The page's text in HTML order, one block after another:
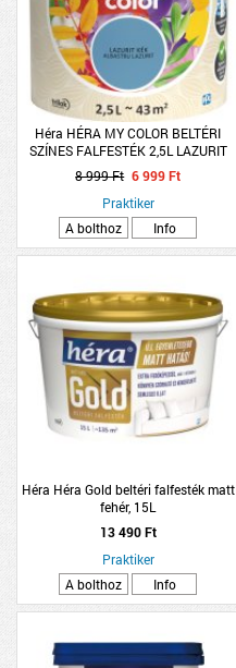
Héra HÉRA MY COLOR BELTÉRI
SZÍNES FALFESTÉK 2,5L LAZURIT
KÉK
8 999 Ft 6 999 Ft
Praktiker
A bolthoz
Info
Héra Héra Gold beltéri falfesték matt
fehér, 15L
13 490 Ft
Praktiker
A bolthoz
Info